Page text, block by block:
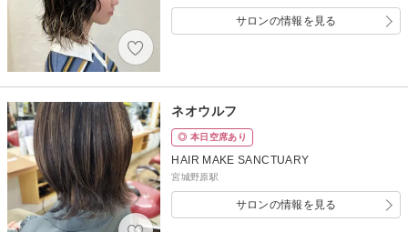
サロンの情報を見る
ネオウルフ
◎ 本日空席あり
HAIR MAKE SANCTUARY
宮城野原駅
サロンの情報を見る